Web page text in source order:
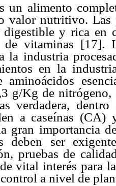
un alimento
valor nutritivo. Las
digestible y rica en
de vitaminas [17].
la industria
en la
aminoácidos
g/Kg de nitrógeno,
verdadera,
a caseínas
gran importancia
deben ser
pruebas de
vital interés para
a nivel de